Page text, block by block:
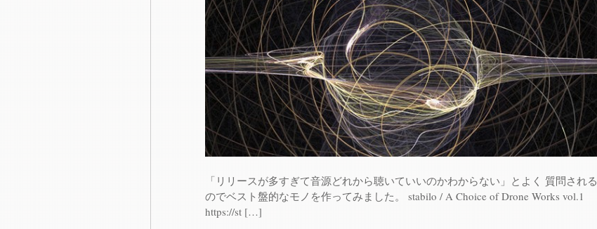
「リリースが多すぎて音源どれから聴いていいのかわからない」とよく 質問される
のでベスト盤的なモノを作ってみました。 stabilo / A Choice of Drone Works vol​.​1
https://st […]